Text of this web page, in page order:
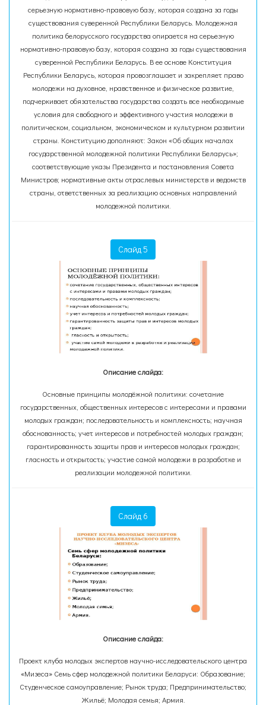
серьезную нормативно-правовую базу, которая создана за годы
существования суверенной Республики Беларусь. Молодежная
политика белорусского государства опирается на серьезную
нормативно-правовую базу, которая создана за годы существования
суверенной Республики Беларусь. В ее основе Конституция
Республики Беларусь, которая провозглашает и закрепляет право
молодежи на духовное, нравственное и физическое развитие,
подчеркивает обязательства государства создать все необходимые
условия для свободного и эффективного участия молодежи в
политическом, социальном, экономическом и культурном развитии
страны. Конституцию дополняют: Закон «Об общих началах
государственной молодежной политики Республики Беларусь»;
соответствующие указы Президента и постановления Совета
Министров; нормативные акты отраслевых министерств и ведомств
страны, ответственных за реализацию основных направлений
молодежной политики.
Слайд 5
Описание слайда:
Основные принципы молодёжной политики: сочетание
государственных, общественных интересов с интересами и правами
молодых граждан; последовательность и комплексность; научная
обоснованность; учет интересов и потребностей молодых граждан;
гарантированность защиты прав и интересов молодых граждан;
гласность и открытость; участие самой молодежи в разработке и
реализации молодежной политики.
Слайд 6
Описание слайда:
Проект клуба молодых экспертов научно-исследовательского центра
«Мизеса» Семь сфер молодежной политики Беларуси: Образование;
Студенческое самоуправление; Рынок труда; Предпринимательство;
Жильё; Молодая семья; Армия.